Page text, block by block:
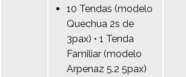
10 Tendas (modelo
Quechua 2s de
3pax) • 1 Tenda
Familiar (modelo
Arpenaz 5.2 5pax)